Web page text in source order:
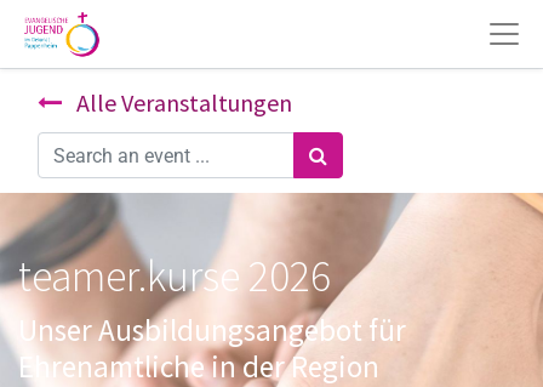
Alle Veranstaltungen
teamer.kurse 2026
Unser Ausbildungsangebot für
Ehrenamtliche in der Region